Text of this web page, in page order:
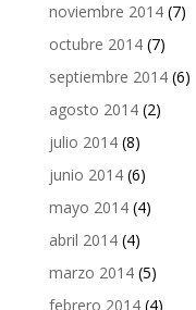
noviembre 2014(7)
octubre 2014(7)
septiembre 2014(6)
agosto 2014(2)
julio 2014(8)
junio 2014(6)
mayo 2014(4)
abril 2014(4)
marzo 2014(5)
febrero 2014(4)